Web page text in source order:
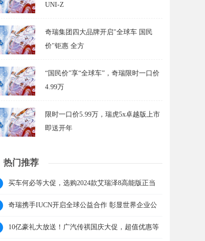
UNI-Z
奇瑞集团四大品牌开启"全球车 国民
价"钜惠 全方
“国民价”享“全球车”，奇瑞限时一口价
4.99万
限时一口价5.99万，瑞虎5x卓越版上市
即送开年
热门推荐
买车何必等大促，选购2024款艾瑞泽8高能版正当
奇瑞携手IUCN开启全球公益合作 彰显世界企业公
10亿豪礼大放送！广汽传祺国庆大促，超值优惠等